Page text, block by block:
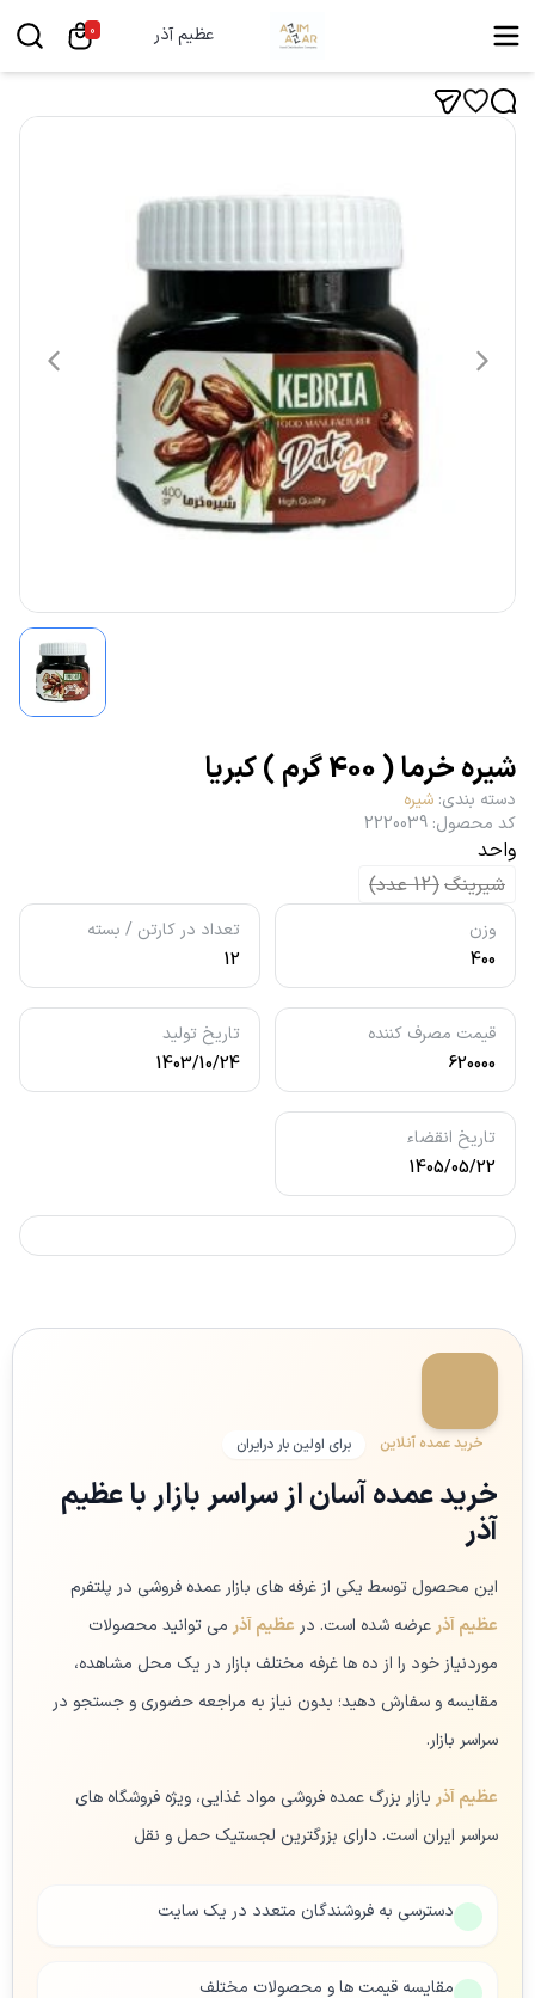
عظیم آذر 0
شیره خرما ( 400 گرم ) کبریا
وزن
400
تعداد در کارتن / بسته
12
قیمت مصرف کننده
620000
تاریخ تولید
1403/10/24
تاریخ انقضاء
1405/05/22
دسته بندی: شیره
کد محصول:
2220039
واحد
شیرینگ(
12 عدد)
خرید عمده آنلاین برای اولین بار درایران
خرید عمده آسان از سراسر بازار با عظیم
آذر
این محصول توسط یکی از غرفه های بازار عمده فروشی در پلتفرم
عظیم آذر عرضه شده است. در عظیم آذر می توانید محصولات
موردنیاز خود را از ده ها غرفه مختلف بازار در یک محل مشاهده،
مقایسه و سفارش دهید؛ بدون نیاز به مراجعه حضوری و جستجو در
سراسر بازار.
عظیم آذر بازار بزرگ عمده فروشی مواد غذایی، ویژه فروشگاه های
سراسر ایران است. دارای بزرگترین لجستیک حمل و نقل
دسترسی به فروشندگان متعدد در یک سایت
مقایسه قیمت ها و محصولات مختلف